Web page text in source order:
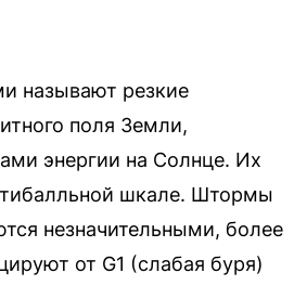
называют резкие
поля Земли,
энергии на Солнце. Их
шкале. Штормы
незначительными, более
от G1 (слабая буря)